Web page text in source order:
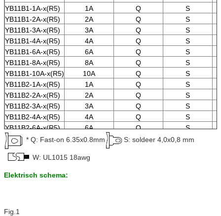
YB11B1-1A-x(R5) 1A Q
S
YB11B1-2A-x(R5)
2A Q
S
YB11B1-3A-x(R5)
3A Q
S
YB11B1-4A-x(R5)
4A Q
S
YB11B1-6A-x(R5)
6A Q
S
YB11B1-8A-x(R5)
8A Q
S
YB11B1-10A-x(R5)
10A Q
S
YB11B2-1A-x(R5)
1A Q
S
YB11B2-2A-x(R5)
2A Q
S
YB11B2-3A-x(R5)
3A Q
S
YB11B2-4A-x(R5)
4A Q
S
YB11B2-6A-x(R5)
6A Q
S
YB11B2-8A-x(R5)
8A Q
S
YB11B2-10A-x(R5)
* Q: Fast-on 6.35x0.8mm S: soldeer 4,0x0,8 mm
W: UL1015 18awg
Elektrisch schema:
Fig.1